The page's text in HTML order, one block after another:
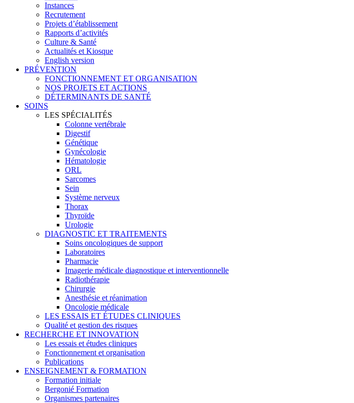
Instances
Recrutement
Projets d’établissement
Rapports d’activités
Culture & Santé
Actualités et Kiosque
English version
PRÉVENTION
FONCTIONNEMENT ET ORGANISATION
NOS PROJETS ET ACTIONS
DÉTERMINANTS DE SANTÉ
SOINS
LES SPÉCIALITÉS
Colonne vertébrale
Digestif
Génétique
Gynécologie
Hématologie
ORL
Sarcomes
Sein
Système nerveux
Thorax
Thyroïde
Urologie
DIAGNOSTIC ET TRAITEMENTS
Soins oncologiques de support
Laboratoires
Pharmacie
Imagerie médicale diagnostique et interventionnelle
Radiothérapie
Chirurgie
Anesthésie et réanimation
Oncologie médicale
LES ESSAIS ET ÉTUDES CLINIQUES
Qualité et gestion des risques
RECHERCHE ET INNOVATION
Les essais et études cliniques
Fonctionnement et organisation
Publications
ENSEIGNEMENT & FORMATION
Formation initiale
Bergonié Formation
Organismes partenaires